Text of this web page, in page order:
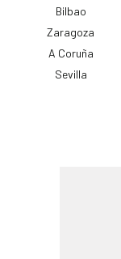
Bilbao
Zaragoza
A Coruña
Sevilla